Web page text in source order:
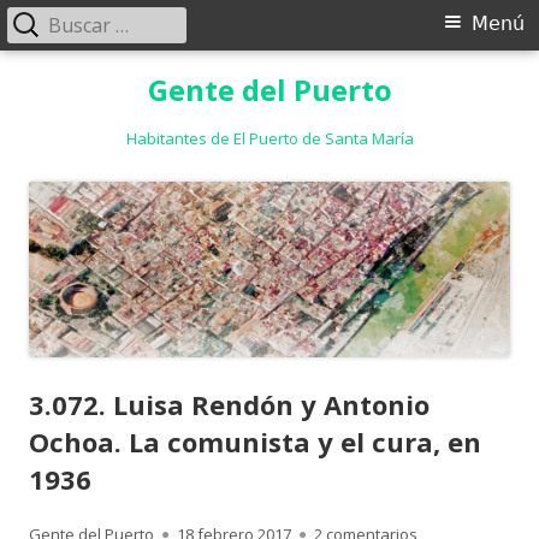
Gente del Puerto
Habitantes de El Puerto de Santa María
Menú
Menú
Buscar:
3.072. Luisa Rendón y Antonio
Ochoa. La comunista y el cura, en
1936
Autor
Gente del Puerto Publicado
18 febrero 2017 2 comentarios